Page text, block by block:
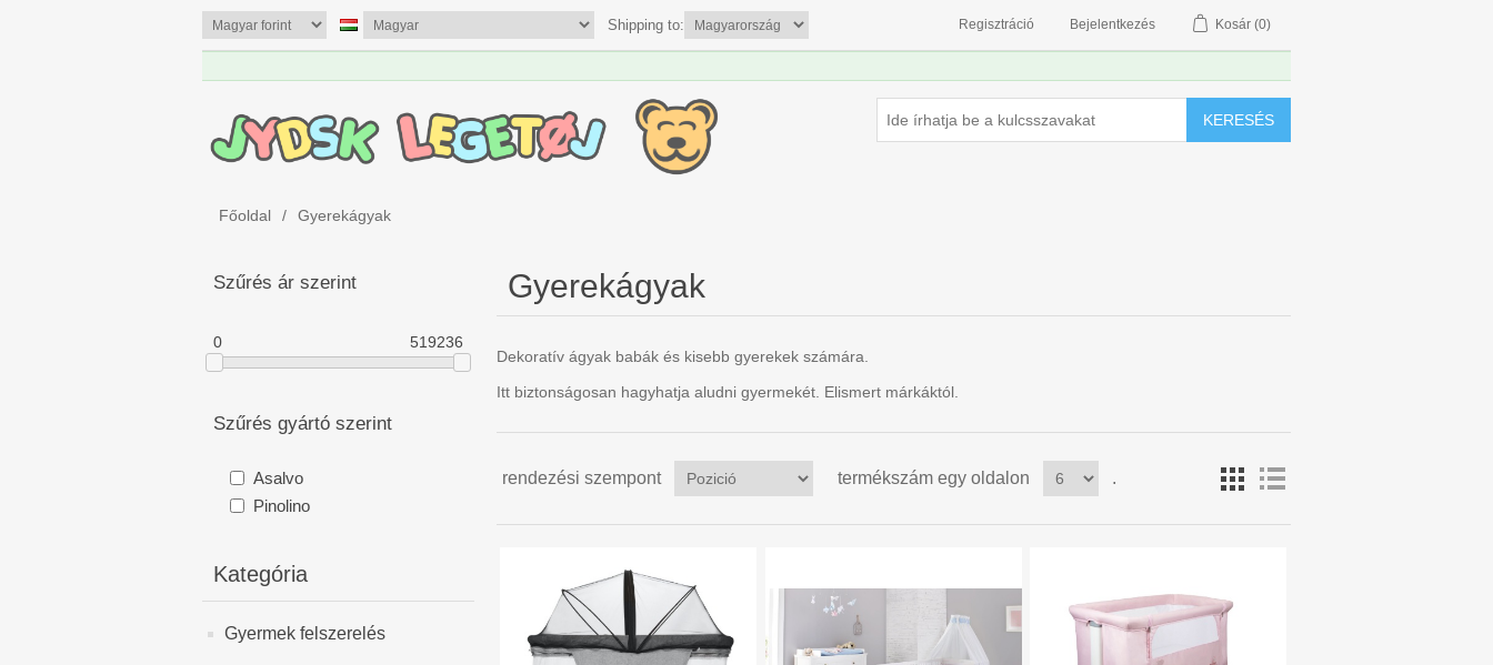
Shipping to: Regisztráció Bejelentkezés Kosár (0)
KERESÉS
Főoldal / Gyerekágyak
Szűrés ár szerint
0 519236
Szűrés gyártó szerint
Asalvo
Pinolino
Kategória
Gyermek felszerelés
Gyerekágyak
Dekoratív ágyak babák és kisebb gyerekek számára.
Itt biztonságosan hagyhatja aludni gyermekét. Elismert márkáktól.
rendezési szempont termékszám egy oldalon .